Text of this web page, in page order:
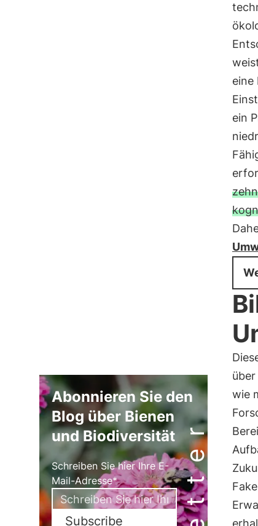
Abonnieren Sie den
Blog über Bienen
und Biodiversität
Schreiben Sie hier Ihre E-
Mail-Adresse*
Subscribe
eine
ein
wie